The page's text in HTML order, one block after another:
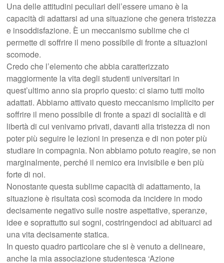
Una delle attitudini peculiari dell’essere umano è la
capacità di adattarsi ad una situazione che genera tristezza
e insoddisfazione. È un meccanismo sublime che ci
permette di soffrire il meno possibile di fronte a situazioni
scomode.
Credo che l’elemento che abbia caratterizzato
maggiormente la vita degli studenti universitari in
quest’ultimo anno sia proprio questo: ci siamo tutti molto
adattati. Abbiamo attivato questo meccanismo implicito per
soffrire il meno possibile di fronte a spazi di socialità e di
libertà di cui venivamo privati, davanti alla tristezza di non
poter più seguire le lezioni in presenza e di non poter più
studiare in compagnia. Non abbiamo potuto reagire, se non
marginalmente, perché il nemico era invisibile e ben più
forte di noi.
Nonostante questa sublime capacità di adattamento, la
situazione è risultata così scomoda da incidere in modo
decisamente negativo sulle nostre aspettative, speranze,
idee e soprattutto sui sogni, costringendoci ad abituarci ad
una vita decisamente statica.
In questo quadro particolare che si è venuto a delineare,
anche la mia associazione studentesca ‘Azione